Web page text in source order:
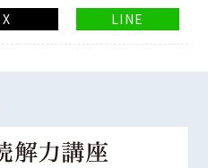
X LINE